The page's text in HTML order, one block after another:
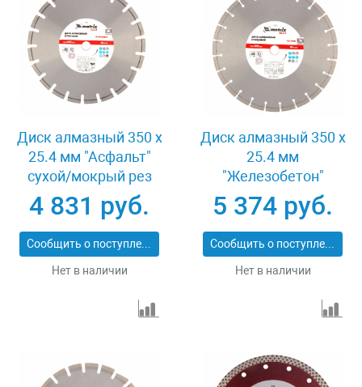
Диск алмазный 350 х
25.4 мм "Асфальт"
сухой/мокрый рез
Pro Matrix 731073
4 831 руб.
Сообщить о поступлении
Нет в наличии
Диск алмазный 350 х
25.4 мм
"Железобетон"
сухой/мокрый рез
Pro Matrix 731103
5 374 руб.
Сообщить о поступлении
Нет в наличии